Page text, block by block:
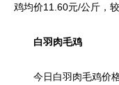
鸡均价11.60元/公斤，
白羽肉毛鸡
今日白羽肉毛鸡价格